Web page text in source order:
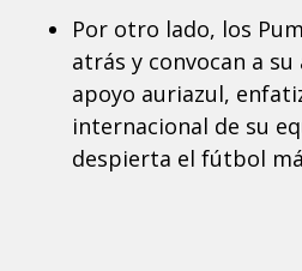
Por otro lado, los
atrás y convocan a
apoyo auriazul,
internacional de su
despierta el fútbol